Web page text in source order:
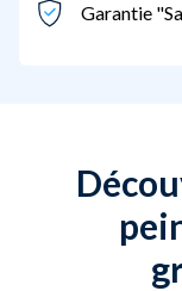
Garantie